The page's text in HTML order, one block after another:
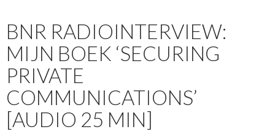
BNR RADIOINTERVIEW:
MIJN BOEK ‘SECURING
PRIVATE
COMMUNICATIONS’
[AUDIO 25 MIN]